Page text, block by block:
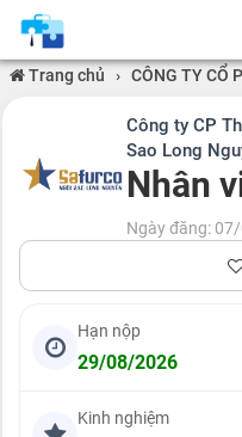
Trang chủ › CÔNG TY CỔ
Công ty CP
Sao Long
Nhân
Ngày đăng:
Hạn nộp
29/08/2026
Kinh nghiệm